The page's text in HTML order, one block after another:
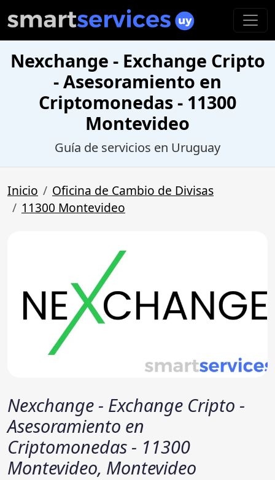
Nexchange - Exchange Cripto
- Asesoramiento en
Criptomonedas - 11300
Montevideo
Guía de servicios en Uruguay
Inicio
Oficina de Cambio de Divisas
11300 Montevideo
Nexchange - Exchange Cripto -
Asesoramiento en
Criptomonedas - 11300
Montevideo, Montevideo